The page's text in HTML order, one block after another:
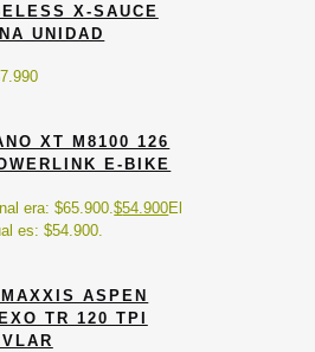
X-SAUCE
UNIDAD
7.990
XT M8100 126
E-BIKE
era: $65.900.$54.900El
es: $54.900.
ASPEN
TR 120 TPI